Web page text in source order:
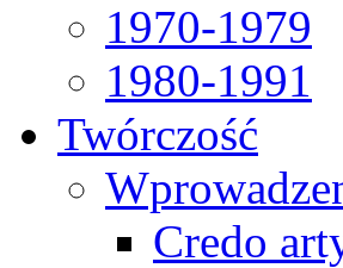
1970-1979
1980-1991
Twórczość
Credo